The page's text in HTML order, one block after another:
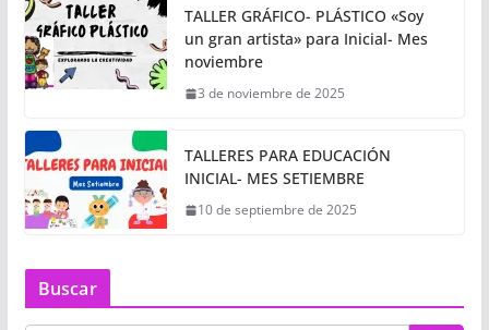
TALLER GRÁFICO- PLÁSTICO «Soy
un gran artista» para Inicial- Mes
noviembre
3 de noviembre de 2025
TALLERES PARA EDUCACIÓN
INICIAL- MES SETIEMBRE
10 de septiembre de 2025
Buscar